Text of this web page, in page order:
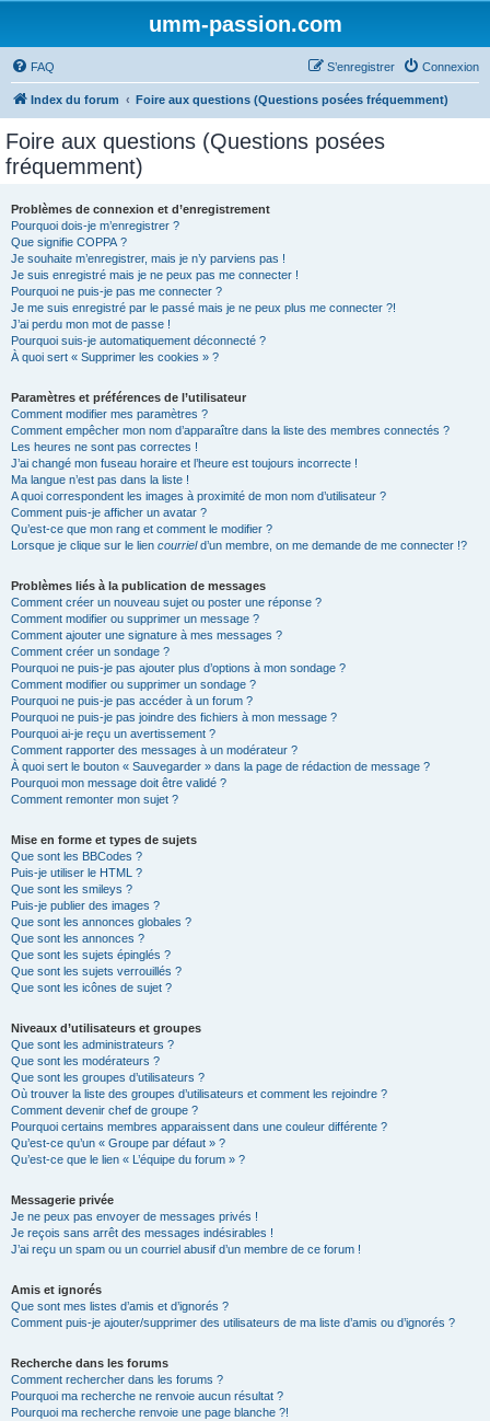
umm-passion.com
FAQ Connexion
S’enregistrer
Index du forum Foire aux questions (Questions posées fréquemment)
Foire aux questions (Questions posées
fréquemment)
Problèmes de connexion et d’enregistrement
Pourquoi dois-je m’enregistrer ?
Que signifie COPPA ?
Je souhaite m’enregistrer, mais je n’y parviens pas !
Je suis enregistré mais je ne peux pas me connecter !
Pourquoi ne puis-je pas me connecter ?
Je me suis enregistré par le passé mais je ne peux plus me connecter ?!
J’ai perdu mon mot de passe !
Pourquoi suis-je automatiquement déconnecté ?
À quoi sert « Supprimer les cookies » ?
Paramètres et préférences de l’utilisateur
Comment modifier mes paramètres ?
Comment empêcher mon nom d’apparaître dans la liste des membres connectés ?
Les heures ne sont pas correctes !
J’ai changé mon fuseau horaire et l’heure est toujours incorrecte !
Ma langue n’est pas dans la liste !
A quoi correspondent les images à proximité de mon nom d’utilisateur ?
Comment puis-je afficher un avatar ?
Qu’est-ce que mon rang et comment le modifier ?
Lorsque je clique sur le lien courrield’un membre, on me demande de me connecter !?
Problèmes liés à la publication de messages
Comment créer un nouveau sujet ou poster une réponse ?
Comment modifier ou supprimer un message ?
Comment ajouter une signature à mes messages ?
Comment créer un sondage ?
Pourquoi ne puis-je pas ajouter plus d’options à mon sondage ?
Comment modifier ou supprimer un sondage ?
Pourquoi ne puis-je pas accéder à un forum ?
Pourquoi ne puis-je pas joindre des fichiers à mon message ?
Pourquoi ai-je reçu un avertissement ?
Comment rapporter des messages à un modérateur ?
À quoi sert le bouton « Sauvegarder » dans la page de rédaction de message ?
Pourquoi mon message doit être validé ?
Comment remonter mon sujet ?
Mise en forme et types de sujets
Que sont les BBCodes ?
Puis-je utiliser le HTML ?
Que sont les smileys ?
Puis-je publier des images ?
Que sont les annonces globales ?
Que sont les annonces ?
Que sont les sujets épinglés ?
Que sont les sujets verrouillés ?
Que sont les icônes de sujet ?
Niveaux d’utilisateurs et groupes
Que sont les administrateurs ?
Que sont les modérateurs ?
Que sont les groupes d’utilisateurs ?
Où trouver la liste des groupes d’utilisateurs et comment les rejoindre ?
Comment devenir chef de groupe ?
Pourquoi certains membres apparaissent dans une couleur différente ?
Qu’est-ce qu’un « Groupe par défaut » ?
Qu’est-ce que le lien « L’équipe du forum » ?
Messagerie privée
Je ne peux pas envoyer de messages privés !
Je reçois sans arrêt des messages indésirables !
J’ai reçu un spam ou un courriel abusif d’un membre de ce forum !
Amis et ignorés
Que sont mes listes d’amis et d’ignorés ?
Comment puis-je ajouter/supprimer des utilisateurs de ma liste d’amis ou d’ignorés ?
Recherche dans les forums
Comment rechercher dans les forums ?
Pourquoi ma recherche ne renvoie aucun résultat ?
Pourquoi ma recherche renvoie une page blanche ?!